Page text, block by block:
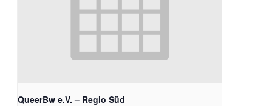
QueerBw e.V. – Regio Süd